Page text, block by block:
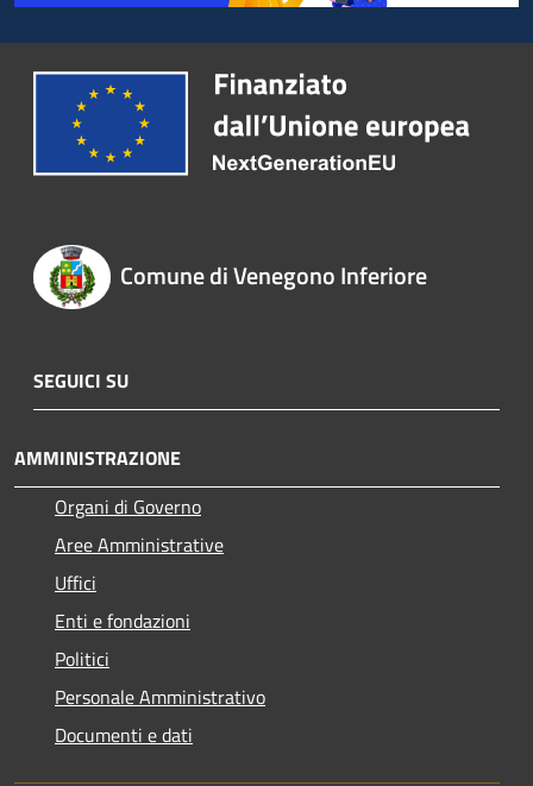
Comune di Venegono Inferiore
SEGUICI SU
AMMINISTRAZIONE
Organi di Governo
Aree Amministrative
Uffici
Enti e fondazioni
Politici
Personale Amministrativo
Documenti e dati